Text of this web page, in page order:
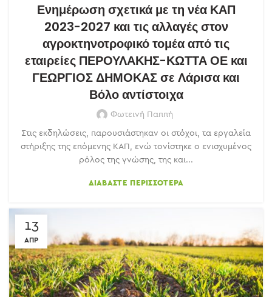
Ενημέρωση σχετικά με τη νέα ΚΑΠ
2023-2027 και τις αλλαγές στον
αγροκτηνοτροφικό τομέα από τις
εταιρείες ΠΕΡΟΥΛΑΚΗΣ-ΚΩΤΤΑ ΟΕ και
ΓΕΩΡΓΙΟΣ ΔΗΜΟΚΑΣ σε Λάρισα και
Βόλο αντίστοιχα
Φωτεινή Παππή
Στις εκδηλώσεις, παρουσιάστηκαν οι στόχοι, τα εργαλεία
στήριξης της επόμενης ΚΑΠ, ενώ τονίστηκε ο ενισχυμένος
ρόλος της γνώσης, της και...
ΔΙΑΒΆΣΤΕ ΠΕΡΙΣΣΌΤΕΡΑ
13
ΑΠΡ